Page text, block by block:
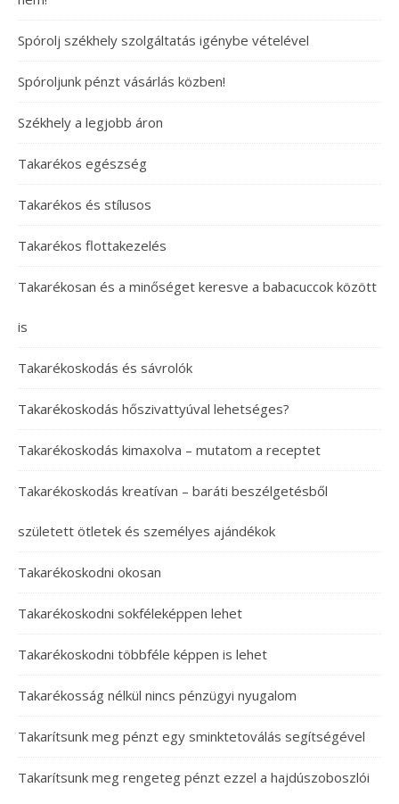
Spórolj székhely szolgáltatás igénybe vételével
Spóroljunk pénzt vásárlás közben!
Székhely a legjobb áron
Takarékos egészség
Takarékos és stílusos
Takarékos flottakezelés
Takarékosan és a minőséget keresve a babacuccok között
is
Takarékoskodás és sávrolók
Takarékoskodás hőszivattyúval lehetséges?
Takarékoskodás kimaxolva – mutatom a receptet
Takarékoskodás kreatívan – baráti beszélgetésből
született ötletek és személyes ajándékok
Takarékoskodni okosan
Takarékoskodni sokféleképpen lehet
Takarékoskodni többféle képpen is lehet
Takarékosság nélkül nincs pénzügyi nyugalom
Takarítsunk meg pénzt egy sminktetoválás segítségével
Takarítsunk meg rengeteg pénzt ezzel a hajdúszoboszlói